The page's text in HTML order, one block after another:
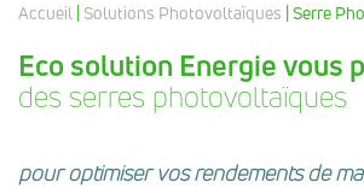
Accueil | Solutions Photovoltaïques | Serre
Eco solution Energie vous
des serres photovoltaïques
pour optimiser vos rendements de